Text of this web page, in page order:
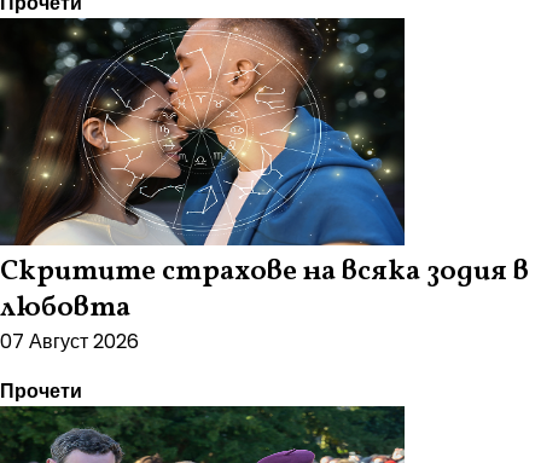
Скритите страхове на всяка зодия в
любовта
07 Август 2026
Прочети